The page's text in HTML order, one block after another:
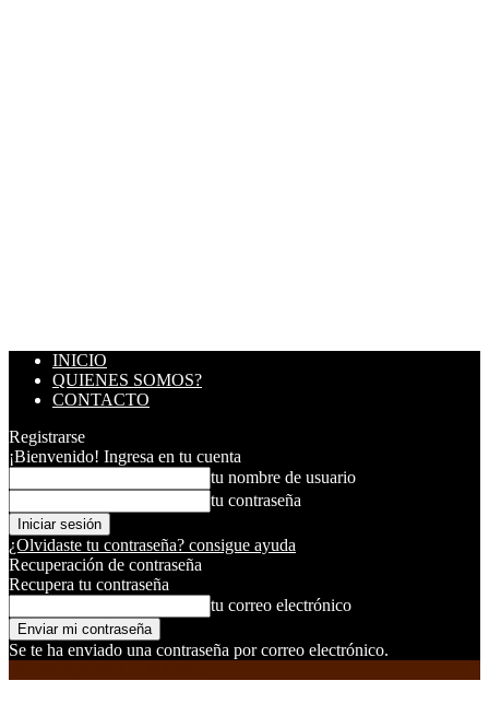
INICIO
QUIENES SOMOS?
CONTACTO
Registrarse
¡Bienvenido! Ingresa en tu cuenta
tu nombre de usuario
tu contraseña
¿Olvidaste tu contraseña? consigue ayuda
Recuperación de contraseña
Recupera tu contraseña
tu correo electrónico
Se te ha enviado una contraseña por correo electrónico.